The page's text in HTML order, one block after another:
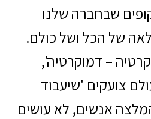
שבחברה שלנו
של הכל ושל כולם.
– דמוקרטיה',
צועקים 'שיעבוד
אנשים, לא עושים